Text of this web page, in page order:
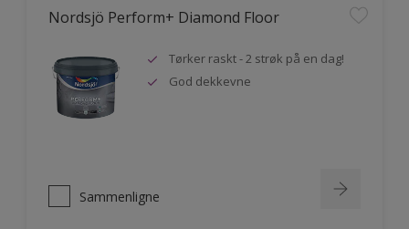
Nordsjö Perform+ Diamond Floor
Tørker raskt - 2 strøk på en dag!
God dekkevne
Sammenligne